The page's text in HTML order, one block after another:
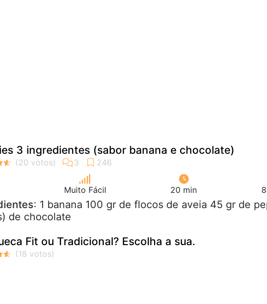
3 ingredientes (sabor banana e chocolate)
Muito Fácil 20 min
: 1 banana 100 gr de flocos de aveia 45 gr de
de chocolate
Fit ou Tradicional? Escolha a sua.